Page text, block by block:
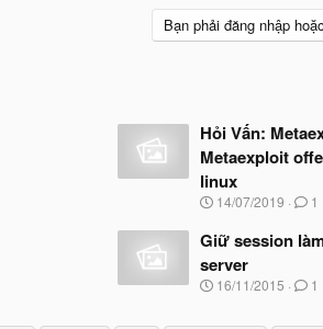
Bạn phải đăng nhập
Hỏi Vấn:
Metaexploit
linux
N
à
y
b
ắ
đ
14/07/2019 1
Giữ session
server
N
16/11/2015 1